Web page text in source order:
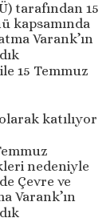
tarafından 15
kapsamında
Varank’ın
15 Temmuz
katılıyor
nedeniyle
Çevre ve
Varank’ın